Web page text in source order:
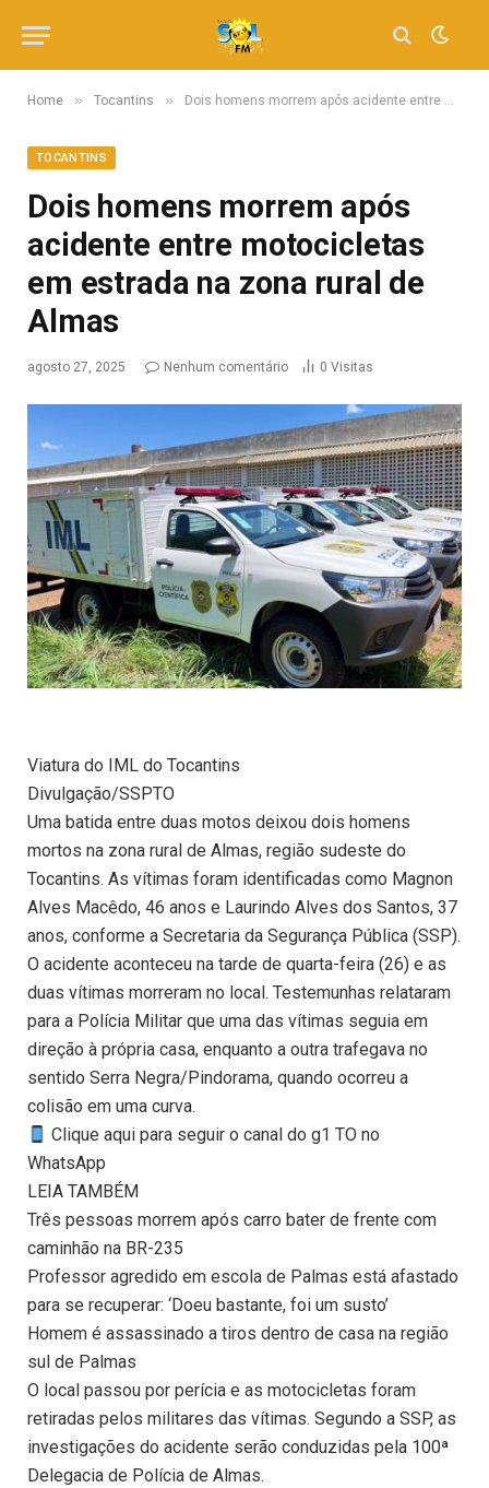
Home » Tocantins » Dois homens morrem após acidente entre motocicletas em estrada na zona rural de Almas
TOCANTINS
Dois homens morrem após
acidente entre motocicletas
em estrada na zona rural de
Almas
agosto 27, 2025 Nenhum comentário 0 Visitas
Viatura do IML do Tocantins
Divulgação/SSPTO
Uma batida entre duas motos deixou dois homens
mortos na zona rural de Almas, região sudeste do
Tocantins. As vítimas foram identificadas como Magnon
Alves Macêdo, 46 anos e Laurindo Alves dos Santos, 37
anos, conforme a Secretaria da Segurança Pública (SSP).
O acidente aconteceu na tarde de quarta-feira (26) e as
duas vítimas morreram no local. Testemunhas relataram
para a Polícia Militar que uma das vítimas seguia em
direção à própria casa, enquanto a outra trafegava no
sentido Serra Negra/Pindorama, quando ocorreu a
colisão em uma curva.
Clique aqui para seguir o canal do g1 TO no
WhatsApp
LEIA TAMBÉM
Três pessoas morrem após carro bater de frente com
caminhão na BR-235
Professor agredido em escola de Palmas está afastado
para se recuperar: ‘Doeu bastante, foi um susto’
Homem é assassinado a tiros dentro de casa na região
sul de Palmas
O local passou por perícia e as motocicletas foram
retiradas pelos militares das vítimas. Segundo a SSP, as
investigações do acidente serão conduzidas pela 100ª
Delegacia de Polícia de Almas.